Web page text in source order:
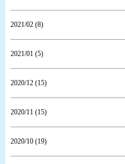
2021/02 (8)
2021/01 (5)
2020/12 (15)
2020/11 (15)
2020/10 (19)